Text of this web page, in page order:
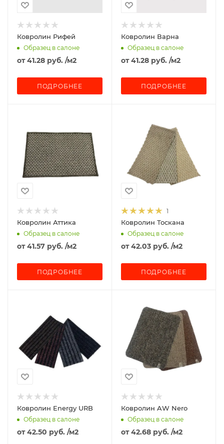
Ковролин Рифей
Образец в салоне
от41.28 руб. /м2
ПОДРОБНЕЕ
Ковролин Варна
Образец в салоне
от41.28 руб. /м2
ПОДРОБНЕЕ
Ковролин Аттика
Образец в салоне
от41.57 руб. /м2
ПОДРОБНЕЕ
1
Ковролин Тоскана
Образец в салоне
от42.03 руб. /м2
ПОДРОБНЕЕ
Ковролин Energy URB
Образец в салоне
от42.50 руб. /м2
Ковролин AW Nero
Образец в салоне
от42.68 руб. /м2